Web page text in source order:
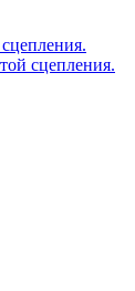
сцепления.